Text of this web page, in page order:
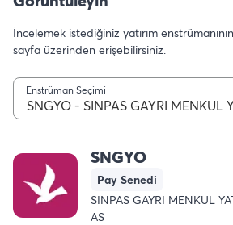
İncelemek istediğiniz yatırım
sayfa üzerinden erişebilirsiniz.
Enstrüman Seçimi
SNGYO - SINPAS GAYRI MENKUL
SNGYO
Pay Senedi
SINPAS GAYRI MENKUL
AS